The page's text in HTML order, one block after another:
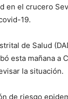
en el crucero
19.
de Salud
esta mañana a
la situación.
de riesgo